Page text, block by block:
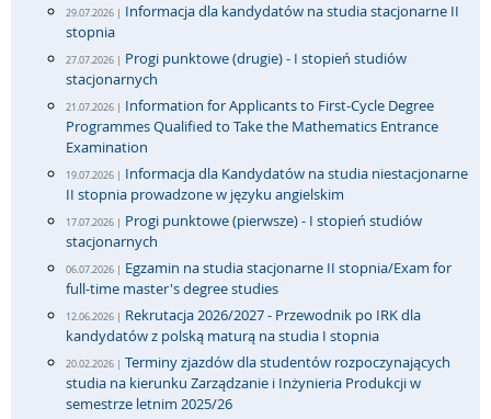
29.07.2026 | Informacja dla kandydatów na studia stacjonarne II
stopnia
27.07.2026 | Progi punktowe (drugie) - I stopień studiów
stacjonarnych
21.07.2026 | Information for Applicants to First-Cycle Degree
Programmes Qualified to Take the Mathematics Entrance
Examination
19.07.2026 | Informacja dla Kandydatów na studia niestacjonarne
II stopnia prowadzone w języku angielskim
17.07.2026 | Progi punktowe (pierwsze) - I stopień studiów
stacjonarnych
06.07.2026 | Egzamin na studia stacjonarne II stopnia/Exam for
full-time master's degree studies
12.06.2026 | Rekrutacja 2026/2027 - Przewodnik po IRK dla
kandydatów z polską maturą na studia I stopnia
20.02.2026 | Terminy zjazdów dla studentów rozpoczynających
studia na kierunku Zarządzanie i Inżynieria Produkcji w
semestrze letnim 2025/26